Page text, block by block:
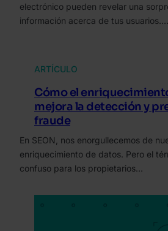
electrónico pueden revelar una
información acerca de tus usuarios.…
ARTÍCULO
Cómo el
mejora la detección y
fraude
En SEON, nos enorgullecemos de
enriquecimiento de datos. Pero el
confuso para los propietarios…